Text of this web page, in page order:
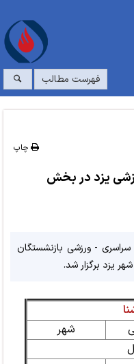
فهرست مطالب
چاپ
یزد در بخش
سراسری - ورزشی بازنشستگان
یزد برگزار شد.
شهر